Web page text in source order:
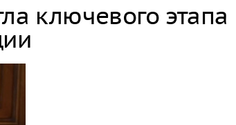
ключевого этапа